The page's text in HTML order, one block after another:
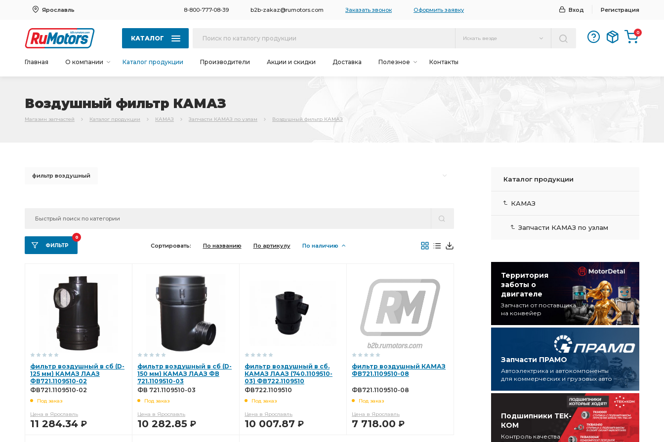
Ярославль 8-800-777-08-39 b2b-zakaz@rumotors.com Заказать звонок Оформить заявку Вход Регистрация
КАТАЛОГ Искать везде
0
Главная О компании Каталог продукции Производители Акции и скидки Доставка Полезное Контакты
Воздушный фильтр КАМАЗ
Магазин запчастей Каталог продукции КАМАЗ Запчасти КАМАЗ по узлам Воздушный фильтр КАМАЗ
фильтр воздушный
ФИЛЬТР
0
Сортировать: По названию По артикулу По наличию
фильтр воздушный в сб (D-
125 мм) КАМАЗ ЛААЗ
ФВ721.1109510-02
ФВ721.1109510-02
Под заказ
Цена в Ярославль
11 284.34 Р
фильтр воздушный в сб (D-
150 мм) КАМАЗ ЛААЗ ФВ
721.1109510-03
ФВ 721.1109510-03
Под заказ
Цена в Ярославль
10 282.85 Р
фильтр воздушный в сб.
КАМАЗ ЛААЗ (740.1109510-
03) ФВ722.1109510
ФВ722.1109510
Под заказ
Цена в Ярославль
10 007.87 Р
фильтр воздушный КАМАЗ
ФВ721.1109510-08
ФВ721.1109510-08
Под заказ
Цена в Ярославль
7 718.00 Р
Каталог продукции
КАМАЗ
Запчасти КАМАЗ по узлам
Территория
заботы о
двигателе
Запчасти от поставщика
на конвейер
Запчасти ПРАМО
Автоэлектрика и автокомпоненты
для коммерческих и грузовых авто
Подшипники ТЕК-
КОМ
Контроль качества